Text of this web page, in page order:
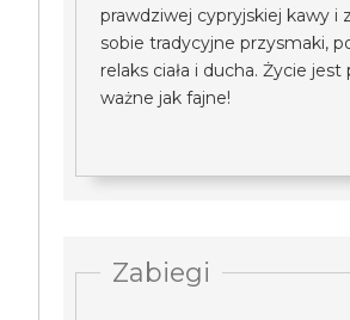
prawdziwej cypryjskiej kawy i
sobie tradycyjne przysmaki,
relaks ciała i ducha. Życie jest
ważne jak fajne!
Zabiegi